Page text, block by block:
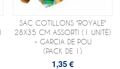
SAC COTILLONS "ROYALE"
28X35 CM ASSORTI (1 UNITÉ)
- GARCIA DE POU
(PACK DE 1)
1,35 €